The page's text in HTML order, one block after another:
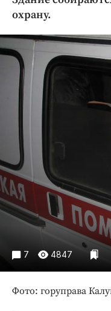
Криминал
Образование
Общество
Погода
Праздники
Спорт
Экономика и
ПРОЕКТЫ
Блоги
Издания
Медиаперсона
Интересное
Клиника года
охрану.
7 4847
Фото: горуправа